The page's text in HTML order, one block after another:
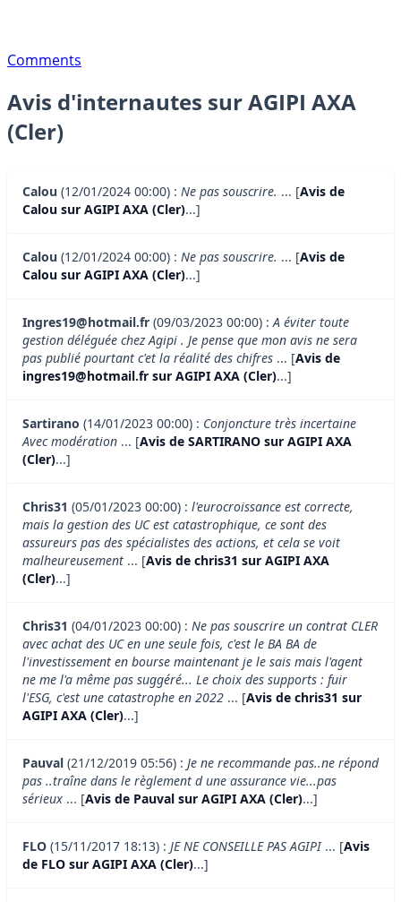
Comments
Avis d'internautes sur AGIPI AXA
(Cler)
Calou (12/01/2024 00:00) : Ne pas souscrire. ... [Avis de
Calou sur AGIPI AXA (Cler)...]
Calou (12/01/2024 00:00) : Ne pas souscrire. ... [Avis de
Calou sur AGIPI AXA (Cler)...]
Ingres19@hotmail.fr (09/03/2023 00:00) :A éviter toute
gestion déléguée chez Agipi . Je pense que mon avis ne sera
pas publié pourtant c'et la réalité des chifres ... [Avis de
ingres19@hotmail.fr sur AGIPI AXA (Cler)...]
Sartirano (14/01/2023 00:00) : Conjoncture très incertaine
Avec modération ... [Avis de SARTIRANO sur AGIPI AXA
(Cler)...]
Chris31 (05/01/2023 00:00) : l'eurocroissance est correcte,
mais la gestion des UC est catastrophique, ce sont des
assureurs pas des spécialistes des actions, et cela se voit
malheureusement ... [Avis de chris31 sur AGIPI AXA
(Cler)...]
Chris31 (04/01/2023 00:00) : Ne pas souscrire un contrat CLER
avec achat des UC en une seule fois, c'est le BA BA de
l'investissement en bourse maintenant je le sais mais l'agent
ne me l'a même pas suggéré... Le choix des supports : fuir
l'ESG, c'est une catastrophe en 2022 ... [Avis de chris31 sur
AGIPI AXA (Cler)...]
Pauval (21/12/2019 05:56) : Je ne recommande pas..ne répond
pas ..traîne dans le règlement d une assurance vie...pas
sérieux ... [Avis de Pauval sur AGIPI AXA (Cler)...]
FLO (15/11/2017 18:13) : JE NE CONSEILLE PAS AGIPI... [Avis
de FLO sur AGIPI AXA (Cler)...]